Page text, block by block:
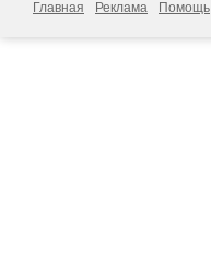
Главная Реклама Помощь